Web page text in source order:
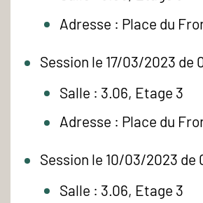
Adresse : Place du
Session le 17/03/2023 de
Salle : 3.06, Etage 3
Adresse : Place du
Session le 10/03/2023 de
Salle : 3.06, Etage 3